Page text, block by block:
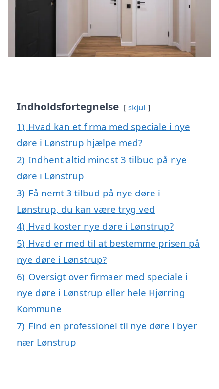
Indholdsfortegnelse skjul
1) Hvad kan et firma med speciale i nye
døre i Lønstrup hjælpe med?
2) Indhent altid mindst 3 tilbud på nye
døre i Lønstrup
3) Få nemt 3 tilbud på nye døre i
Lønstrup, du kan være tryg ved
4) Hvad koster nye døre i Lønstrup?
5) Hvad er med til at bestemme prisen på
nye døre i Lønstrup?
6) Oversigt over firmaer med speciale i
nye døre i Lønstrup eller hele Hjørring
Kommune
7) Find en professionel til nye døre i byer
nær Lønstrup